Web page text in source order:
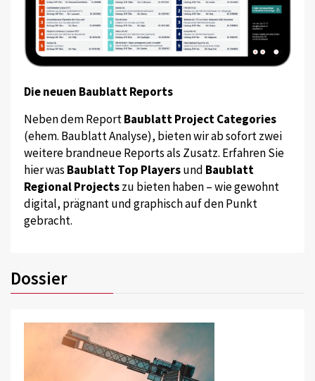
Die neuen Baublatt Reports
Neben dem ReportBaublatt Project Categories
(ehem. Baublatt Analyse), bieten wir ab sofort zwei
weitere brandneue Reports als Zusatz. Erfahren Sie
hier was Baublatt Top Playersund Baublatt
Regional Projectszu bieten haben – wie gewohnt
digital, prägnant und graphisch auf den Punkt
gebracht.
Dossier